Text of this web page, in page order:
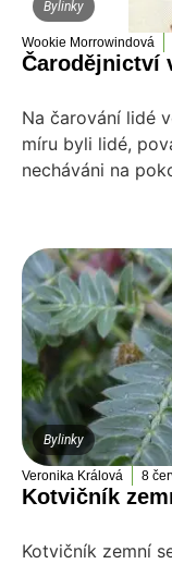
Bylinky
Wookie Morrowindová
Čarodějnictví
Na čarování lidé
míru byli lidé,
necháváni na
Bylinky
Veronika Králová 8
Kotvičník
Kotvičník zemní